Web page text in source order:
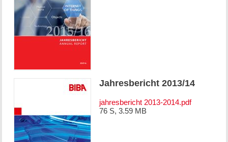
Jahresbericht 2013/14
jahresbericht 2013-2014.pdf
76 S, 3.59 MB